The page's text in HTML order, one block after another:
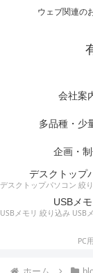
ウェブ関連の
会社案
多品種・少
企画・
デスクトップ
USBメモ